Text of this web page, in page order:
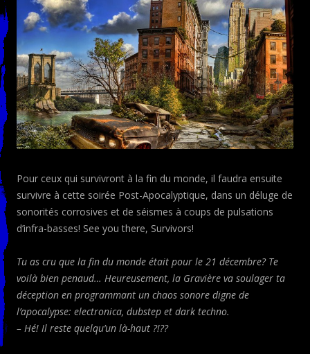
Pour ceux qui survivront à la fin du monde, il faudra ensuite
survivre à cette soirée Post-Apocalyptique, dans un déluge de
sonorités corrosives et de séismes à coups de pulsations
d’infra-basses! See you there, Survivors!
Tu as cru que la fin du monde était pour le 21 décembre? Te
voilà bien penaud… Heureusement, la Gravière va soulager ta
déception en programmant un chaos sonore digne de
l’apocalypse: electronica, dubstep et dark techno.
– Hé! Il reste quelqu’un là-haut ?!??